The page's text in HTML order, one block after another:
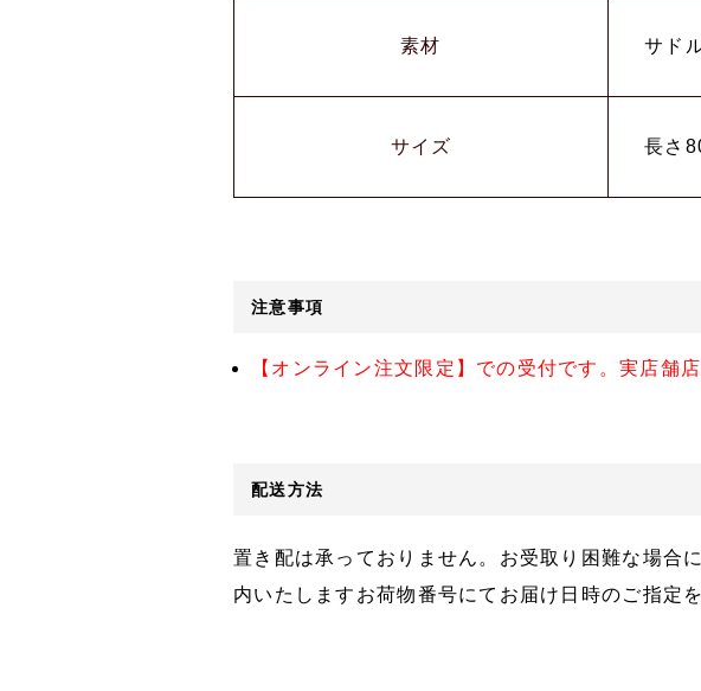
素材 サド
サイズ 長さ
注意事項
【オンライン注文限定】での受付です。実店舗
配送方法
置き配は承っておりません。お受取り困難な場合
内いたしますお荷物番号にてお届け日時のご指定